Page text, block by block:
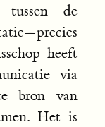
tussen de
heeft
via
bron van
Het is